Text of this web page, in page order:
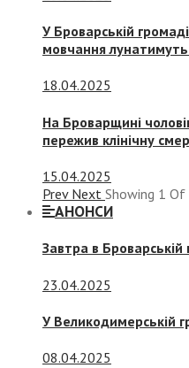
У Броварській
мовчання
18.04.2025
На Броварщині
пережив клінічну
15.04.2025
Prev Next Showing 1 Of
АНОНСИ
Завтра в
23.04.2025
У Великодимерській
08.04.2025